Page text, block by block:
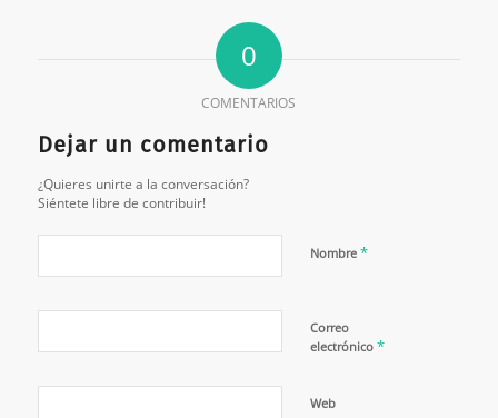
0
COMENTARIOS
Dejar un comentario
¿Quieres unirte a la conversación?
Siéntete libre de contribuir!
Nombre *
Correo
electrónico *
Web